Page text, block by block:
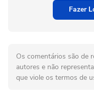
Fazer
Os comentários são de
autores e não
que viole os termos de